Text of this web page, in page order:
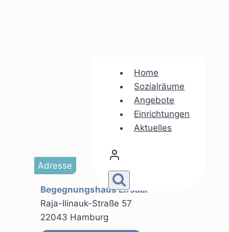
Home
Sozialräume
Angebote
Einrichtungen
Aktuelles
Adresse
Begegnungshaus Elfsaal
Raja-Ilinauk-Straße 57
22043 Hamburg